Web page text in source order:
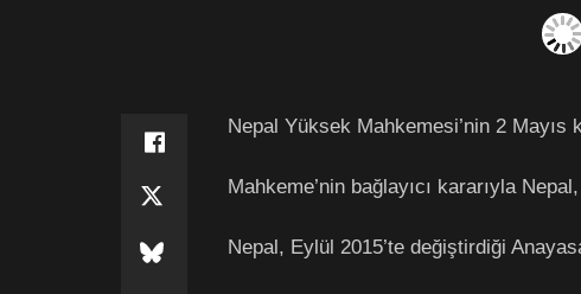
Nepal Yüksek Mahkemesi’nin 2
Mahkeme’nin bağlayıcı kararıyla
Nepal, Eylül 2015’te değiştirdiği